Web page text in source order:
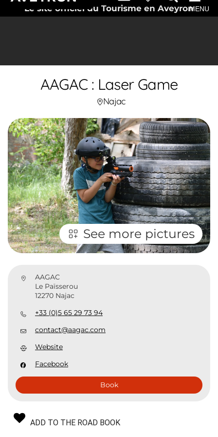
Le site officiel du Tourisme en AveyronMENU
AAGAC : Laser Game
Najac
See more pictures
AAGAC
Le Païsserou
12270 Najac
+33 (0)5 65 29 73 94
contact@aagac.com
Website
Facebook
Book
ADD TO THE ROAD BOOK